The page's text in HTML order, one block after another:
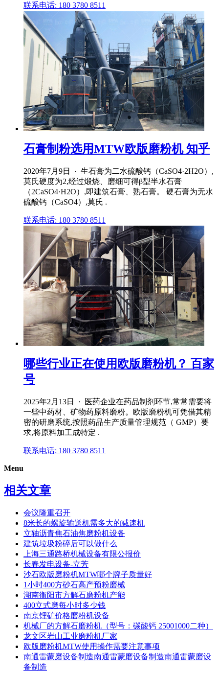
联系电话: 180 3780 8511
石膏制粉选用MTW欧版磨粉机 知乎
2020年7月9日 · 生石膏为二水硫酸钙（CaSO4·2H2O）,
莫氏硬度为2,经过煅烧、磨细可得β型半水石膏
（2CaSO4·H2O）,即建筑石膏、熟石膏。 硬石膏为无水
硫酸钙（CaSO4）,莫氏 .
联系电话: 180 3780 8511
哪些行业正在使用欧版磨粉机？ 百家
号
2025年2月13日 · 医药企业在药品制剂环节,常常需要将
一些中药材、矿物药原料磨粉。欧版磨粉机可凭借其精
密的研磨系统,按照药品生产质量管理规范（ GMP）要
求,将原料加工成特定 .
联系电话: 180 3780 8511
Menu
相关文章
会议隆重召开
8米长的螺旋输送机需多大的减速机
立轴沥青焦石油焦磨粉机设备
建筑垃圾粉碎后可以做什么
上海三通路桥机械设备有限公报价
长春发电设备-立芳
沙石欧版磨粉机MTW哪个牌子质量好
1小时400方砂石高产预粉磨械
湖南衡阳市方解石磨粉机产能
400立式磨每小时多少钱
南京锂矿价格磨粉机设备
机械厂的方解石磨粉机（型号：碳酸钙 25001000二种）
龙文区岩山工业磨粉机厂家
欧版磨粉机MTW使用操作需要注意事项
南通雷蒙磨设备制造南通雷蒙磨设备制造南通雷蒙磨设
备制造